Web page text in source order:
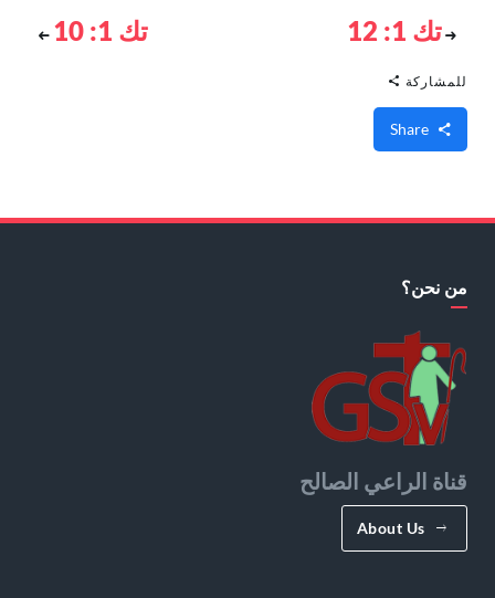
تك 1: 12 تك 1: 10
للمشاركة
من نحن؟
قناة الراعي الصالح
About Us